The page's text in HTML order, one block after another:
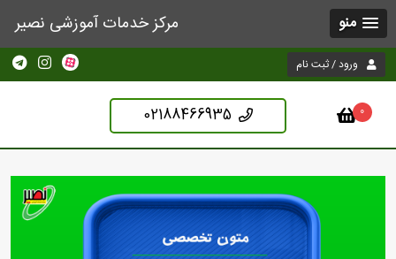
مرکز خدمات آموزشی نصیر منو
ورود / ثبت نام
0
02188466935